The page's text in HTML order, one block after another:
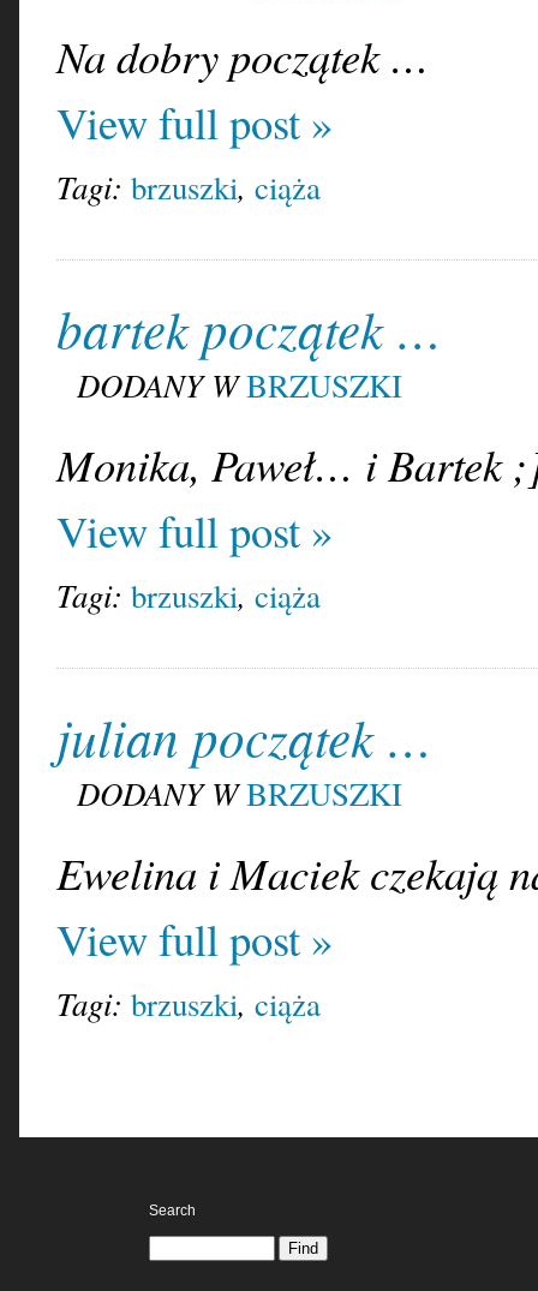
Na dobry początek …
View full post »
Tagi: brzuszki, ciąża
bartek początek …
DODANY WBRZUSZKI
Monika, Paweł… i Bartek
View full post »
Tagi: brzuszki, ciąża
julian początek …
DODANY WBRZUSZKI
Ewelina i Maciek czekają
View full post »
Tagi: brzuszki, ciąża
Search